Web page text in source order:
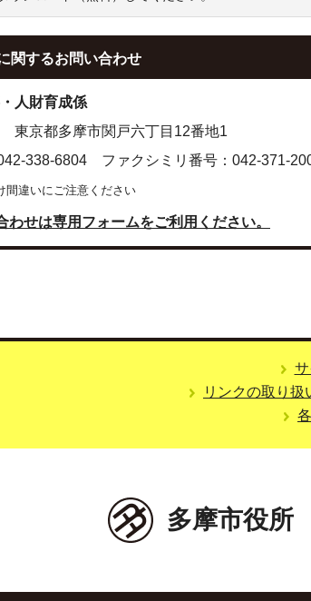
関するお問い合わせ
人財育成係
東京都多摩市関戸六丁目12番地1
338-6804 ファクシミリ番号：042-371-
間違いにご注意ください
わせは専用フォームをご利用ください。
リンクの取り扱
多摩市役所